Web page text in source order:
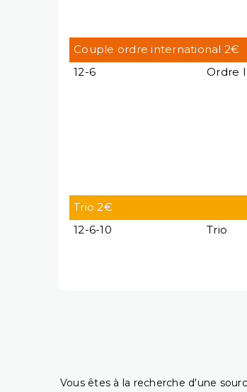
Couple ordre international 2€
12-6
Ordre
Trio 2€
12-6-10
Trio
Vous êtes à la recherche d'une